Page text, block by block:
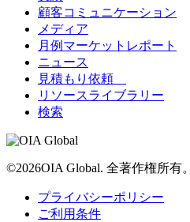
顧客コミュニケーション
メディア
月例マーケットレポート
ニュース
見積もり依頼
リソースライブラリー
検索
©2026OIA Global. 全著作権所有。
プライバシーポリシー
ご利用条件